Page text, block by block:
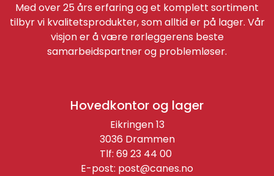
Med over 25 års erfaring og et komplett sortiment
tilbyr vi kvalitetsprodukter, som alltid er på lager. Vår
visjon er å være rørleggerens beste
samarbeidspartner og problemløser.
Hovedkontor og lager
Eikringen 13
3036 Drammen
Tlf: 69 23 44 00
E-post: post@canes.no